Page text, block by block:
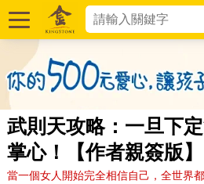
武則天攻略：一旦下
掌心！【作者親簽版】
當一個女人開始完全相信自己，全世界